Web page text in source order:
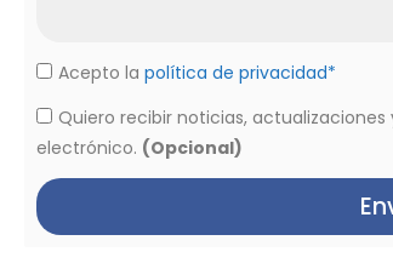
Acepto la política de privacidad*
Quiero recibir noticias,
electrónico. (Opcional)